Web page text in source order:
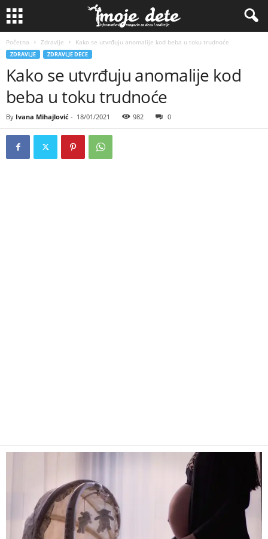
Početna Zdravlje Kako se utvrđuju anomalije kod beba u toku trudnoće
ZDRAVLJE ZDRAVLJE DECE
Kako se utvrđuju anomalije kod
beba u toku trudnoće
By Ivana Mihajlović - 18/01/2021 982 0